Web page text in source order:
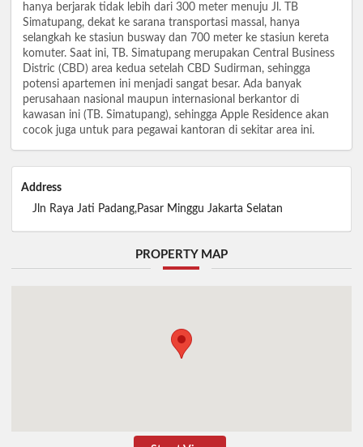
hanya berjarak tidak lebih dari 300 meter menuju Jl. TB
Simatupang, dekat ke sarana transportasi massal, hanya
selangkah ke stasiun busway dan 700 meter ke stasiun kereta
komuter. Saat ini, TB. Simatupang merupakan Central Business
Distric (CBD) area kedua setelah CBD Sudirman, sehingga
potensi apartemen ini menjadi sangat besar. Ada banyak
perusahaan nasional maupun internasional berkantor di
kawasan ini (TB. Simatupang), sehingga Apple Residence akan
cocok juga untuk para pegawai kantoran di sekitar area ini.
Address
Jln Raya Jati Padang,Pasar Minggu Jakarta Selatan
PROPERTY MAP